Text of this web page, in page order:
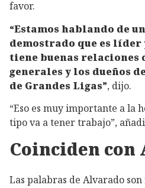
favor.
“Estamos hablando de
demostrado que es líder
tiene buenas relaciones
generales y los dueños
de Grandes Ligas”, dijo.
“Eso es muy importante a la
tipo va a tener trabajo”,
Coinciden con
Las palabras de Alvarado